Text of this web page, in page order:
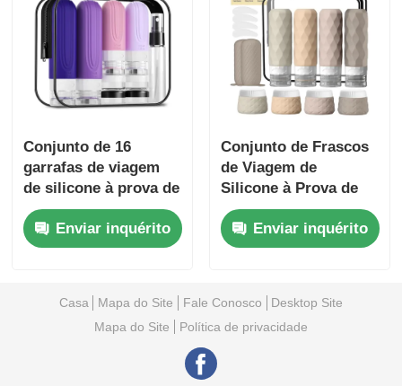
Conjunto de 16
garrafas de viagem
de silicone à prova de
vazamento,
aprovadas pela TSA,
com design de boca
Enviar inquérito
Conjunto de Frascos
de Viagem de
Silicone à Prova de
Vazamento Aprovado
pela TSA com Design
de Boca Larga para
Reabastecimento
Enviar inquérito
Casa Mapa do Site Fale Conosco
Desktop Site
Mapa do Site
Política de privacidade